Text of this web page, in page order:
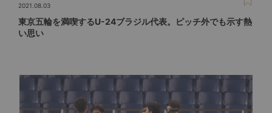
2021.08.03
東京五輪を満喫するU-24ブラジル代表。ピッチ外でも示す熱
い思い